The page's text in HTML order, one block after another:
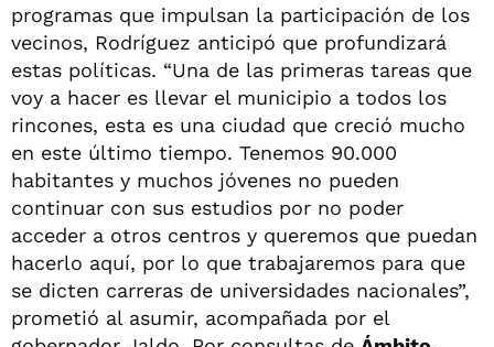
programas que impulsan la participación de los
vecinos, Rodríguez anticipó que profundizará
estas políticas. “Una de las primeras tareas que
voy a hacer es llevar el municipio a todos los
rincones, esta es una ciudad que creció mucho
en este último tiempo. Tenemos 90.000
habitantes y muchos jóvenes no pueden
continuar con sus estudios por no poder
acceder a otros centros y queremos que puedan
hacerlo aquí, por lo que trabajaremos para que
se dicten carreras de universidades nacionales”,
prometió al asumir, acompañada por el